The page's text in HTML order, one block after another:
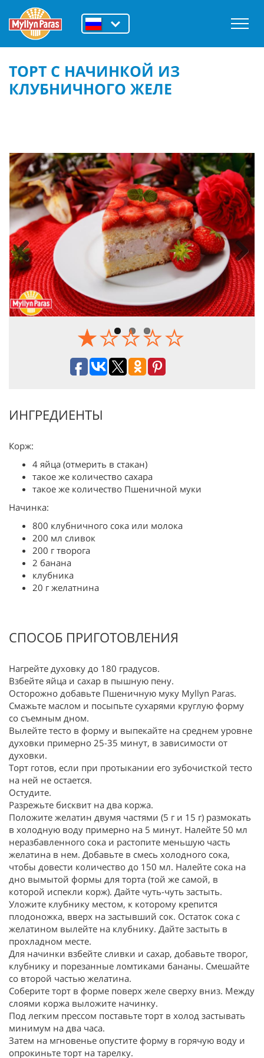
ТОРТ С НАЧИНКОЙ ИЗ
КЛУБНИЧНОГО ЖЕЛЕ
Previous Next
ИНГРЕДИЕНТЫ
Корж:
4 яйца (отмерить в стакан)
такое же количество сахара
такое же количество Пшеничной муки
Начинка:
800 клубничного сока или молока
200 мл сливок
200 г творога
2 банана
клубника
20 г желатнина
СПОСОБ ПРИГОТОВЛЕНИЯ
Нагрейте духовку до 180 градусов.
Взбейте яйца и сахар в пышную пену.
Осторожно добавьте Пшеничную муку Myllyn Paras.
Смажьте маслом и посыпьте сухарями круглую форму
со съемным дном.
Вылейте тесто в форму и выпекайте на среднем уровне
духовки примерно 25-35 минут, в зависимости от
духовки.
Торт готов, если при протыкании его зубочисткой тесто
на ней не остается.
Остудите.
Разрежьте бисквит на два коржа.
Положите желатин двумя частями (5 г и 15 г) размокать
в холодную воду примерно на 5 минут. Налейте 50 мл
неразбавленного сока и растопите меньшую часть
желатина в нем. Добавьте в смесь холодного сока,
чтобы довести количество до 150 мл. Налейте сока на
дно вымытой формы для торта (той же самой, в
которой испекли корж). Дайте чуть-чуть застыть.
Уложите клубнику местом, к которому крепится
плодоножка, вверх на застывший сок. Остаток сока с
желатином вылейте на клубнику. Дайте застыть в
прохладном месте.
Для начинки взбейте сливки и сахар, добавьте творог,
клубнику и порезанные ломтиками бананы. Смешайте
со второй частью желатина.
Соберите торт в форме поверх желе сверху вниз. Между
слоями коржа выложите начинку.
Под легким прессом поставьте торт в холод застывать
минимум на два часа.
Затем на мгновенье опустите форму в горячую воду и
опрокиньте торт на тарелку.